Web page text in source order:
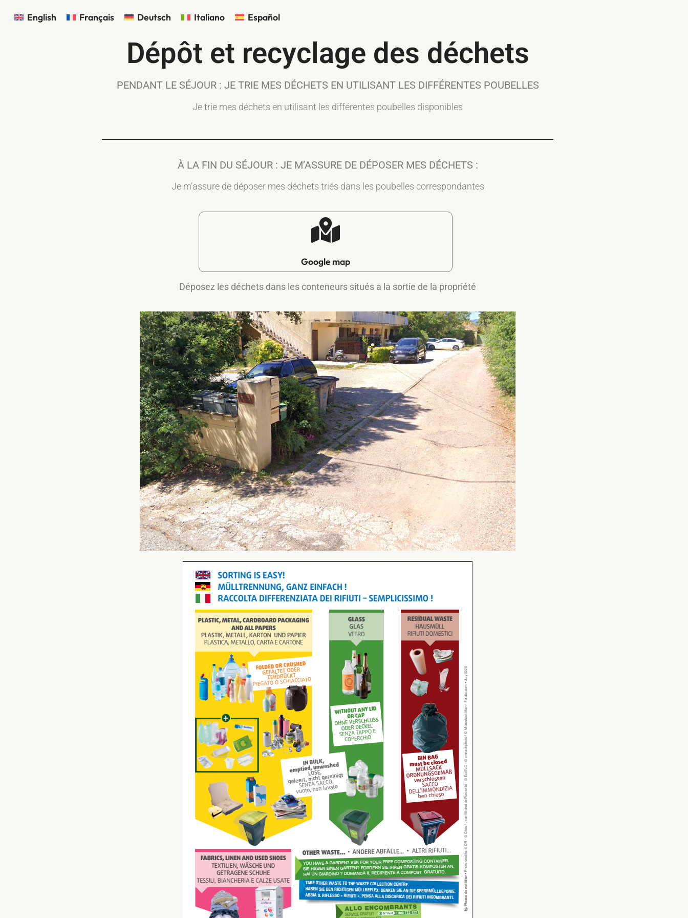
English Français Deutsch Italiano Español
Dépôt et recyclage des déchets
PENDANT LE SÉJOUR : JE TRIE MES DÉCHETS EN UTILISANT LES DIFFÉRENTES POUBELLES
Je trie mes déchets en utilisant les différentes poubelles disponibles
À LA FIN DU SÉJOUR : JE M’ASSURE DE DÉPOSER MES DÉCHETS :
Je m’assure de déposer mes déchets triés dans les poubelles correspondantes
Google map
Déposez les déchets dans les conteneurs situés a la sortie de la propriété